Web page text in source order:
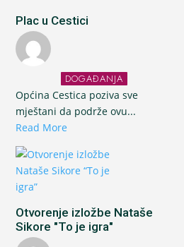
Plac u Cestici
DOGAĐANJA
Općina Cestica poziva sve
mještani da podrže ovu...
Read More
Otvorenje izložbe Nataše
Sikore "To je igra"